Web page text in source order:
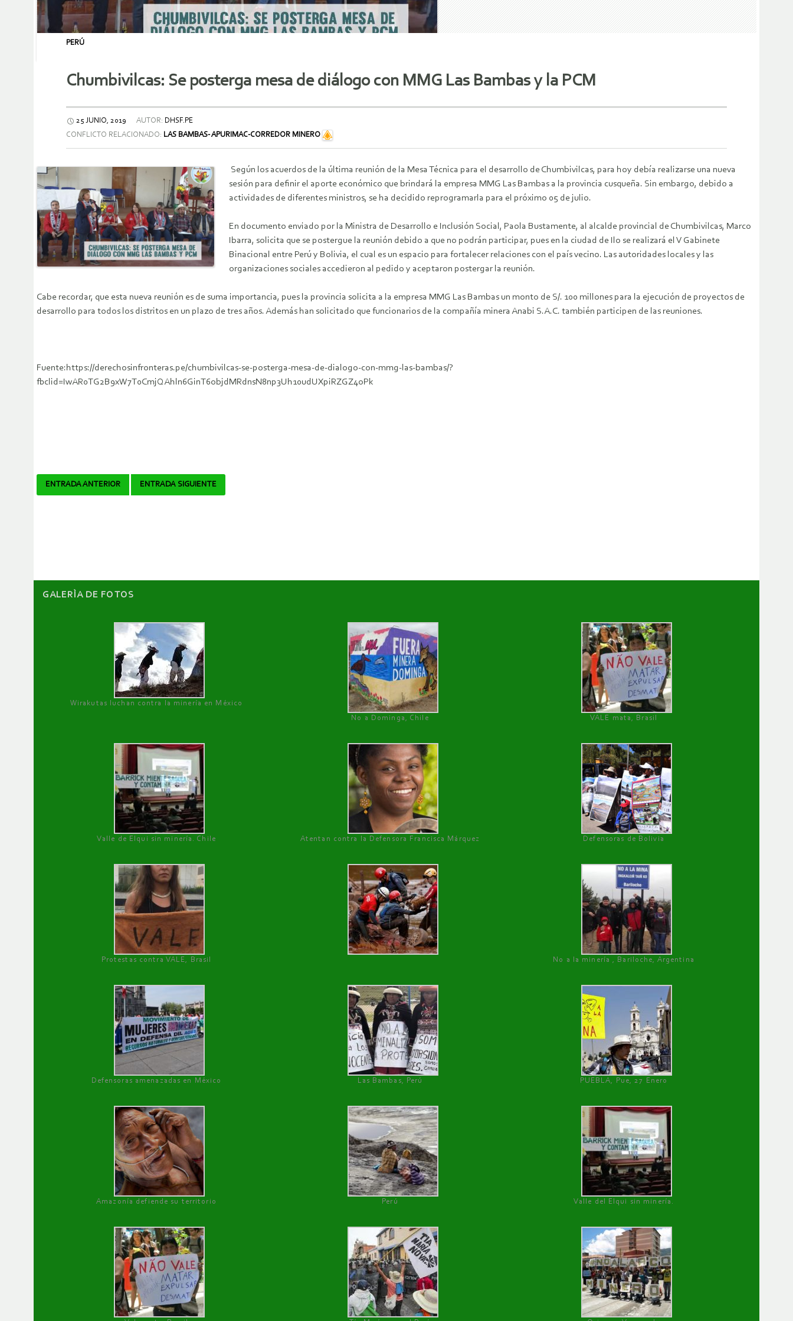
PERÚ
Chumbivilcas: Se posterga mesa de diálogo con MMG Las Bambas y la PCM
25 JUNIO, 2019 AUTOR: DHSF.PE
CONFLICTO RELACIONADO: LAS BAMBAS- APURIMAC-CORREDOR MINERO
Según los acuerdos de la última reunión de la Mesa Técnica para el desarrollo de Chumbivilcas, para hoy debía realizarse una nueva
sesión para definir el aporte económico que brindará la empresa MMG Las Bambas a la provincia cusqueña. Sin embargo, debido a
actividades de diferentes ministros, se ha decidido reprogramarla para el próximo 05 de julio.
En documento enviado por la Ministra de Desarrollo e Inclusión Social, Paola Bustamente, al alcalde provincial de Chumbivilcas, Marco
Ibarra, solicita que se postergue la reunión debido a que no podrán participar, pues en la ciudad de Ilo se realizará el V Gabinete
Binacional entre Perú y Bolivia, el cual es un espacio para fortalecer relaciones con el país vecino. Las autoridades locales y las
organizaciones sociales accedieron al pedido y aceptaron postergar la reunión.
Cabe recordar, que esta nueva reunión es de suma importancia, pues la provincia solicita a la empresa MMG Las Bambas un monto de S/. 100 millones para la ejecución de proyectos de
desarrollo para todos los distritos en un plazo de tres años. Además han solicitado que funcionarios de la compañía minera Anabi S.A.C. también participen de las reuniones.
Fuente:https://derechosinfronteras.pe/chumbivilcas-se-posterga-mesa-de-dialogo-con-mmg-las-bambas/?
fbclid=IwAR0TG2B9xW7T0CmjQAhln6GinT6objdMRdnsN8np3Uh10udUXpiRZGZ4oPk
Navegador
ENTRADA ANTERIOR ENTRADA SIGUIENTE
GALERÌA DE FOTOS
Wirakutas luchan contra la minería en México
No a Dominga, Chile
VALE mata, Brasil
Valle de Elqui sin minería. Chile Atentan contra la Defensora Francisca Márquez Defensoras de Bolivia
Protestas contra VALE, Brasil No a la minería , Bariloche, Argentina
Defensoras amenazadas en México Las Bambas, Perú PUEBLA, Pue, 27 Enero
Amazonía defiende su territorio Perú Valle del Elqui sin minería.